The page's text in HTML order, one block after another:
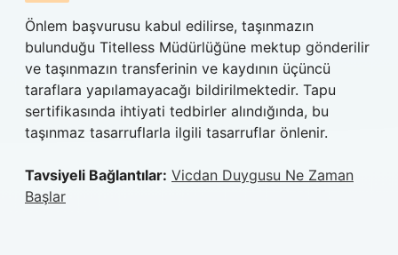
Önlem başvurusu kabul edilirse, taşınmazın
bulunduğu Titelless Müdürlüğüne mektup gönderilir
ve taşınmazın transferinin ve kaydının üçüncü
taraflara yapılamayacağı bildirilmektedir. Tapu
sertifikasında ihtiyati tedbirler alındığında, bu
taşınmaz tasarruflarla ilgili tasarruflar önlenir.
Tavsiyeli Bağlantılar: Vicdan Duygusu Ne Zaman
Başlar